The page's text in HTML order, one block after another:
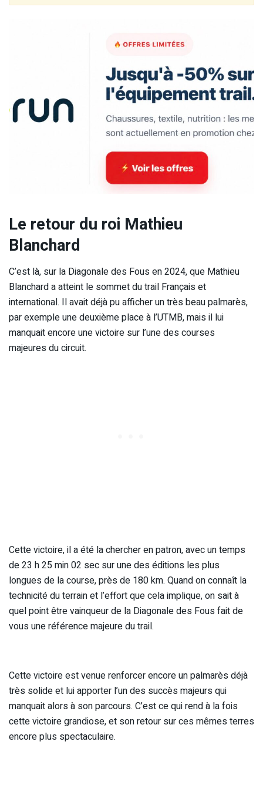
Le retour du roi Mathieu
Blanchard
C’est là, sur la Diagonale des Fous en 2024, que Mathieu
Blanchard a atteint le sommet du trail Français et
international. Il avait déjà pu afficher un très beau palmarès,
par exemple une deuxième place à l’UTMB, mais il lui
manquait encore une victoire sur l’une des courses
majeures du circuit.
Cette victoire, il a été la chercher en patron, avec un temps
de 23 h 25 min 02 sec sur une des éditions les plus
longues de la course, près de 180 km. Quand on connaît la
technicité du terrain et l’effort que cela implique, on sait à
quel point être vainqueur de la Diagonale des Fous fait de
vous une référence majeure du trail.
Cette victoire est venue renforcer encore un palmarès déjà
très solide et lui apporter l’un des succès majeurs qui
manquait alors à son parcours. C’est ce qui rend à la fois
cette victoire grandiose, et son retour sur ces mêmes terres
encore plus spectaculaire.